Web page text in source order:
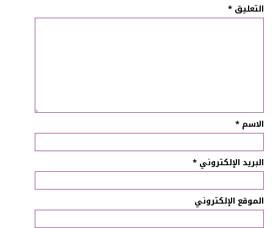
التعليق *
الاسم *
البريد الإلكتروني *
الموقع الإلكتروني